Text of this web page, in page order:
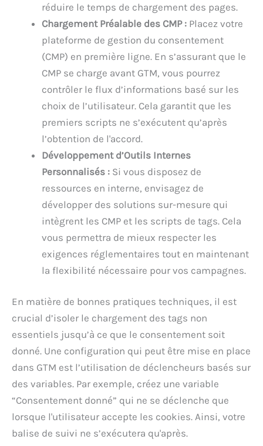
réduire le temps de chargement des pages.
Chargement Préalable des CMP : Placez votre
plateforme de gestion du consentement
(CMP) en première ligne. En s’assurant que le
CMP se charge avant GTM, vous pourrez
contrôler le flux d’informations basé sur les
choix de l’utilisateur. Cela garantit que les
premiers scripts ne s’exécutent qu’après
l’obtention de l'accord.
Développement d’Outils Internes
Personnalisés : Si vous disposez de
ressources en interne, envisagez de
développer des solutions sur-mesure qui
intègrent les CMP et les scripts de tags. Cela
vous permettra de mieux respecter les
exigences réglementaires tout en maintenant
la flexibilité nécessaire pour vos campagnes.
En matière de bonnes pratiques techniques, il est
crucial d’isoler le chargement des tags non
essentiels jusqu’à ce que le consentement soit
donné. Une configuration qui peut être mise en place
dans GTM est l’utilisation de déclencheurs basés sur
des variables. Par exemple, créez une variable
“Consentement donné” qui ne se déclenche que
lorsque l'utilisateur accepte les cookies. Ainsi, votre
balise de suivi ne s’exécutera qu'après.